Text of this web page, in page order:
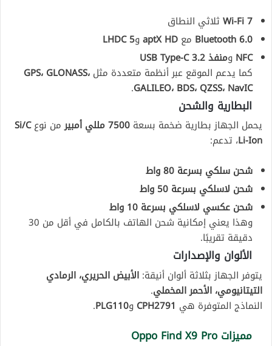
Wi-Fi 7 ثلاثي النطاق
Bluetooth 6.0 معaptX HDوLHDC 5
NFC ومنفذ USB Type-C 3.2
كما يدعم الموقع عبر أنظمة متعددة مثلGPS، GLONASS،
GALILEO، BDS، QZSS، NavIC.
البطارية والشحن
يحمل الجهاز بطارية ضخمة بسعة 7500 مللي أمبير من نوعSi/C
Li-Ion، تدعم:
شحن سلكي بسرعة 80 واط
شحن لاسلكي بسرعة 50 واط
شحن عكسي لاسلكي بسرعة 10 واط
وهذا يعني إمكانية شحن الهاتف بالكامل في أقل من 30
دقيقة تقريبًا.
الألوان والإصدارات
يتوفر الجهاز بثلاثة ألوان أنيقة: الأبيض الحريري، الرمادي
التيتانيومي، الأحمر المخملي.
النماذج المتوفرة هي CPH2791 وPLG110
.
مميزات Oppo Find X9 Pro